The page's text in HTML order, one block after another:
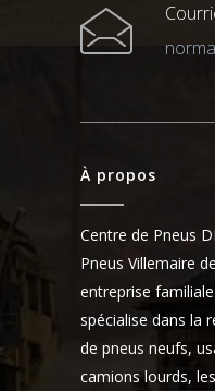
À propos
Centre de Pneus
Pneus Villemaire
entreprise
spécialise dans la
de pneus neufs,
camions lourds,